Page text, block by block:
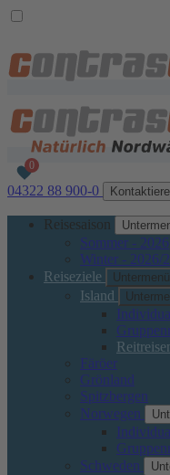
04322 88 900-0
Reisesaison
Sommer - 2026
Winter - 2026/
Reiseziele
Island
Färöer
Grönland
Spitzbergen
Norwegen
Schweden